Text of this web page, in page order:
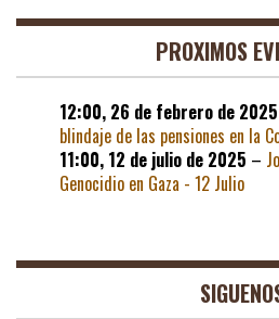
PROXIMOS
12:00, 26 de febrero de 2025
blindaje de las pensiones en la
11:00, 12 de julio de 2025 –
Genocidio en Gaza - 12 Julio